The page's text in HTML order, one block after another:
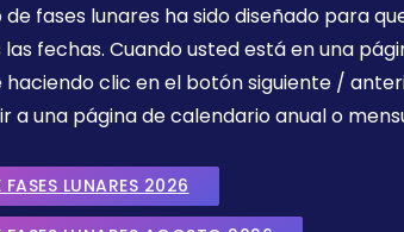
fases lunares ha sido diseñado para
fechas. Cuando usted está en una
clic en el botón siguiente /
a una página de calendario anual o
LUNARES 2026